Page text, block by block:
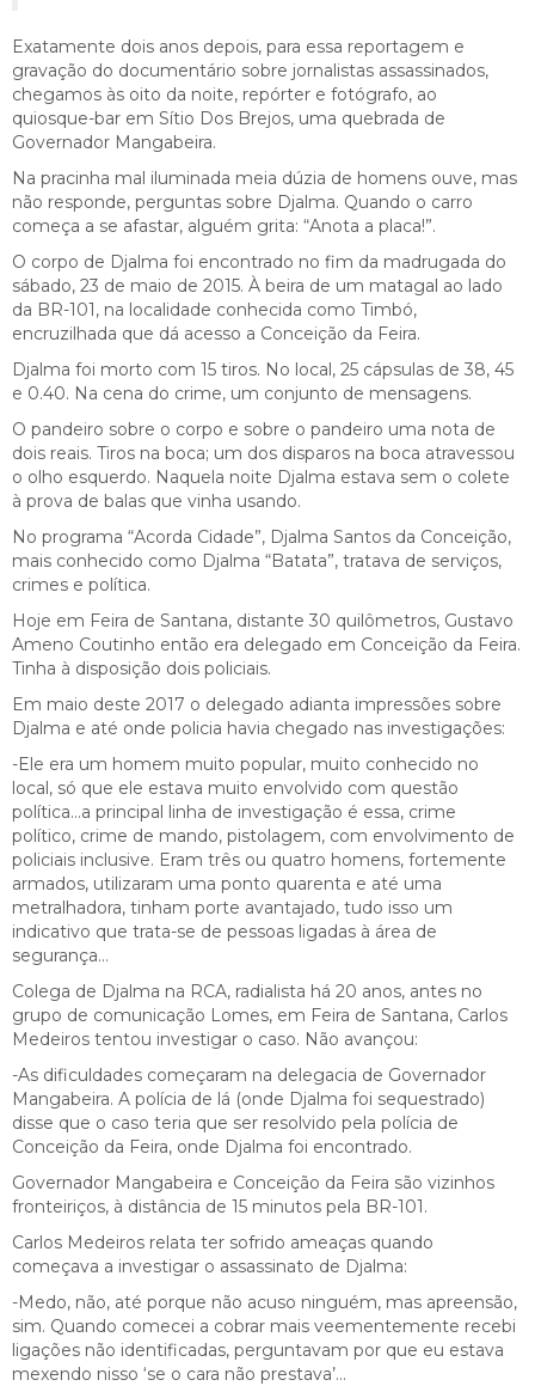
Exatamente dois anos depois, para essa reportagem e
gravação do documentário sobre jornalistas assassinados,
chegamos às oito da noite, repórter e fotógrafo, ao
quiosque-bar em Sítio Dos Brejos, uma quebrada de
Governador Mangabeira.
Na pracinha mal iluminada meia dúzia de homens ouve, mas
não responde, perguntas sobre Djalma. Quando o carro
começa a se afastar, alguém grita: “Anota a placa!”.
O corpo de Djalma foi encontrado no fim da madrugada do
sábado, 23 de maio de 2015. À beira de um matagal ao lado
da BR-101, na localidade conhecida como Timbó,
encruzilhada que dá acesso a Conceição da Feira.
Djalma foi morto com 15 tiros. No local, 25 cápsulas de 38, 45
e 0.40. Na cena do crime, um conjunto de mensagens.
O pandeiro sobre o corpo e sobre o pandeiro uma nota de
dois reais. Tiros na boca; um dos disparos na boca atravessou
o olho esquerdo. Naquela noite Djalma estava sem o colete
à prova de balas que vinha usando.
No programa “Acorda Cidade”, Djalma Santos da Conceição,
mais conhecido como Djalma “Batata”, tratava de serviços,
crimes e política.
Hoje em Feira de Santana, distante 30 quilômetros, Gustavo
Ameno Coutinho então era delegado em Conceição da Feira.
Tinha à disposição dois policiais.
Em maio deste 2017 o delegado adianta impressões sobre
Djalma e até onde policia havia chegado nas investigações:
-Ele era um homem muito popular, muito conhecido no
local, só que ele estava muito envolvido com questão
política…a principal linha de investigação é essa, crime
político, crime de mando, pistolagem, com envolvimento de
policiais inclusive. Eram três ou quatro homens, fortemente
armados, utilizaram uma ponto quarenta e até uma
metralhadora, tinham porte avantajado, tudo isso um
indicativo que trata-se de pessoas ligadas à área de
segurança…
Colega de Djalma na RCA, radialista há 20 anos, antes no
grupo de comunicação Lomes, em Feira de Santana, Carlos
Medeiros tentou investigar o caso. Não avançou:
-As dificuldades começaram na delegacia de Governador
Mangabeira. A polícia de lá (onde Djalma foi sequestrado)
disse que o caso teria que ser resolvido pela polícia de
Conceição da Feira, onde Djalma foi encontrado.
Governador Mangabeira e Conceição da Feira são vizinhos
fronteiriços, à distância de 15 minutos pela BR-101.
Carlos Medeiros relata ter sofrido ameaças quando
começava a investigar o assassinato de Djalma:
-Medo, não, até porque não acuso ninguém, mas apreensão,
sim. Quando comecei a cobrar mais veementemente recebi
ligações não identificadas, perguntavam por que eu estava
mexendo nisso ‘se o cara não prestava’…